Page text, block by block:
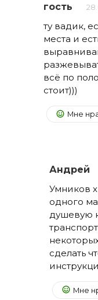
гость
ту вадик,
места и
всё по
стоит)))
Мне
Андрей
Умников
одного
душевую
сделать
Мне